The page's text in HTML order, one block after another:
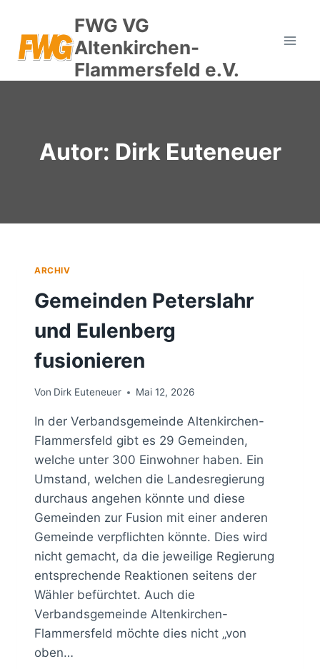
springen
FWG VG
Altenkirchen-
Flammersfeld e.V.
Autor: Dirk Euteneuer
ARCHIV
Gemeinden Peterslahr
und Eulenberg
fusionieren
Von Dirk Euteneuer Mai 12, 2026
In der Verbandsgemeinde Altenkirchen-
Flammersfeld gibt es 29 Gemeinden,
welche unter 300 Einwohner haben. Ein
Umstand, welchen die Landesregierung
durchaus angehen könnte und diese
Gemeinden zur Fusion mit einer anderen
Gemeinde verpflichten könnte. Dies wird
nicht gemacht, da die jeweilige Regierung
entsprechende Reaktionen seitens der
Wähler befürchtet. Auch die
Verbandsgemeinde Altenkirchen-
Flammersfeld möchte dies nicht „von
oben…